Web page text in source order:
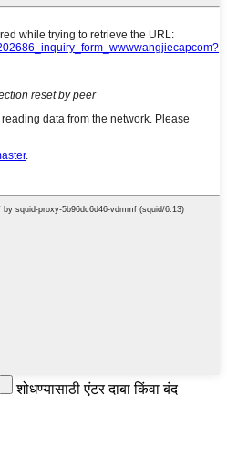
शोधण्यासाठी एंटर दाबा किंवा बंद